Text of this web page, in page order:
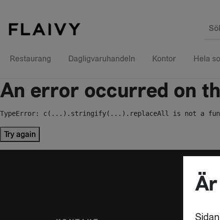
Restaurang Dagligvaruhandeln Kontor Hela
An error occurred on
TypeError: c(...).stringify(...).replaceAll is not a
Try again